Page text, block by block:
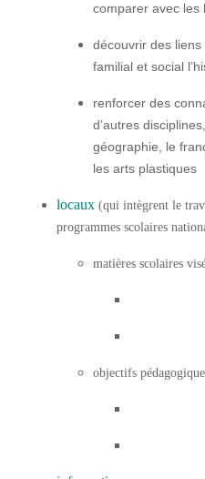
comparer avec les
découvrir des
familial et social
renforcer des
d’autres
géographie, le
les arts plastiques
locaux (qui intègrent le
programmes scolaires
matières scolaires
objectifs